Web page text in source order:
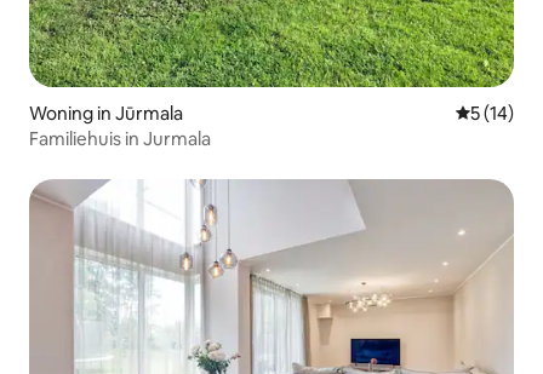
Woning in Jūrmala
5 (14)
Familiehuis in Jurmala